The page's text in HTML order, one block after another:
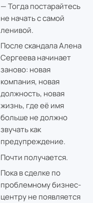
— Тогда постарайтесь
не начать с самой
ленивой.
После скандала Алена
Сергеева начинает
заново: новая
компания, новая
должность, новая
жизнь, где её имя
больше не должно
звучать как
предупреждение.
Почти получается.
Пока в сделке по
проблемному бизнес-
центру не появляется